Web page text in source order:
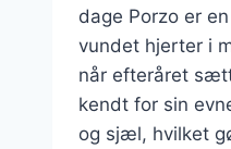
dage Porzo er
vundet hjerter i
når efteråret
kendt for sin
og sjæl, hvilket